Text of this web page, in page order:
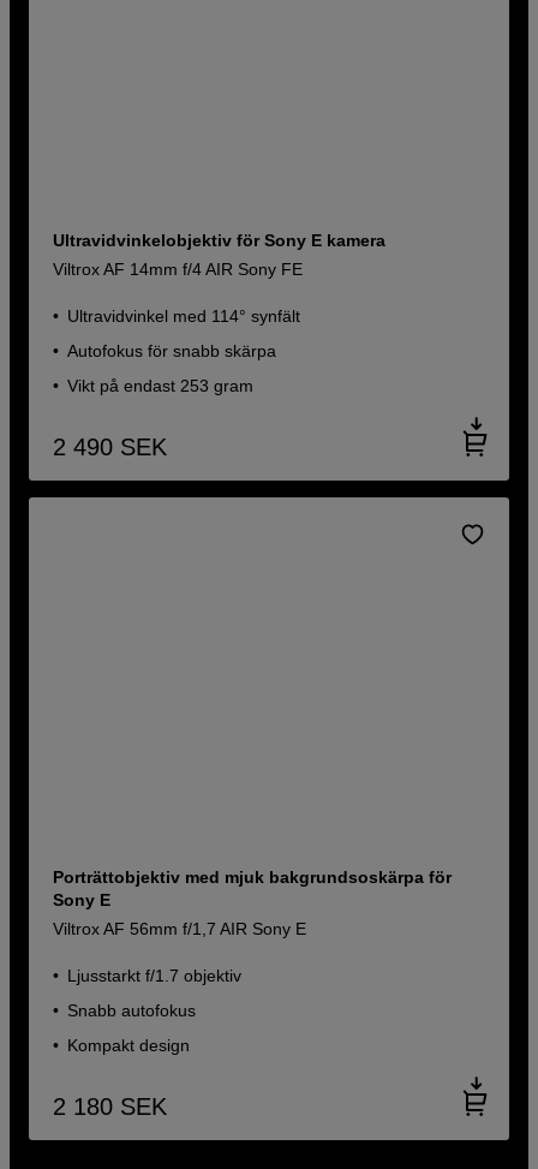
Ultravidvinkelobjektiv för Sony E kamera
Viltrox AF 14mm f/4 AIR Sony FE
Ultravidvinkel med 114° synfält
Autofokus för snabb skärpa
Vikt på endast 253 gram
2 490 SEK
Porträttobjektiv med mjuk bakgrundsoskärpa för
Sony E
Viltrox AF 56mm f/1,7 AIR Sony E
Ljusstarkt f/1.7 objektiv
Snabb autofokus
Kompakt design
2 180 SEK